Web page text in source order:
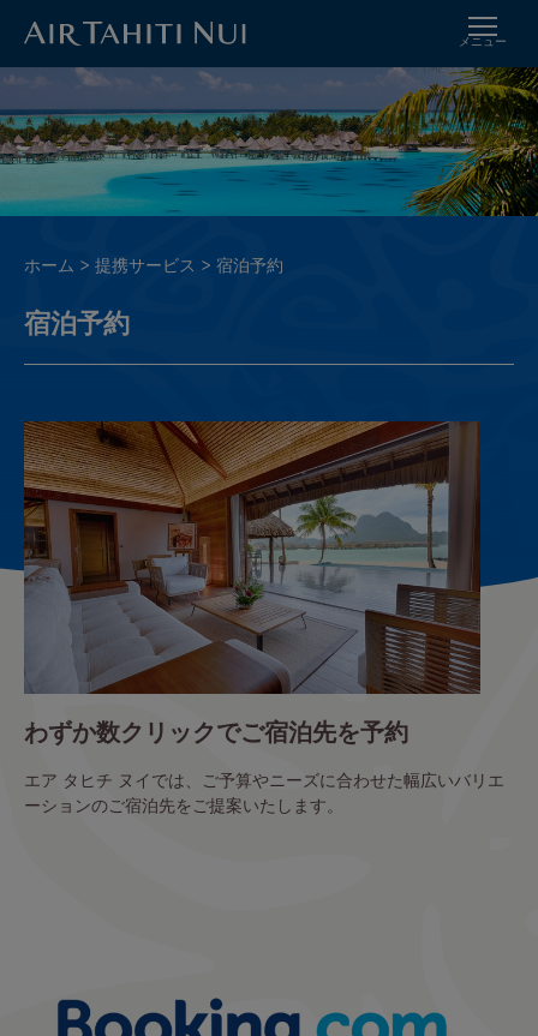
メ
ン
コ
テ
メニュー
イ
ー
ジ
パ
く
ホーム 提携サービス 宿泊予約
宿泊予約
わずか数クリックでご宿泊先を予約
エア タヒチ ヌイでは、ご予算やニーズに合わせた幅広いバリエ
ーションのご宿泊先をご提案いたします。